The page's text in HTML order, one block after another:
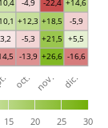
-13,9 +26,6 -16,6
-5,3 +21,5 +5,5
+12,3 +18,5 -5,9
-4,9 -22,4 +14,6
15 20 25 30
oct. nov. dic.